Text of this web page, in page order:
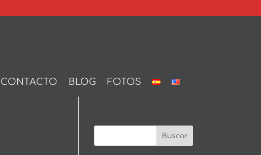
CONTACTO BLOG FOTOS